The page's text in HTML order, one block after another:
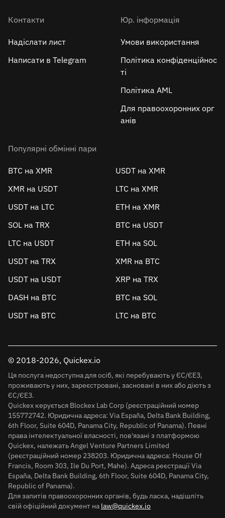
Контакти
Надіслати лист
Написати в Telegram
Юр. інформація
Умови використання
Політика конфіденційнос
ті
Політика AML
Для правоохоронних орг
анів
Популярні обмінні пари
BTC на XMR
USDT на XMR
XMR на USDT
LTC на XMR
USDT на LTC
ETH на XMR
SOL на TRX
BTC на USDT
LTC на USDT
ETH на SOL
USDT на TRX
XMR на BTC
USDT на USDT
XRP на TRX
DASH на BTC
BTC на SOL
USDT на BTC
LTC на BTC
© 2018-2026, Quickex.io
Ця послуга недоступна для осіб, які перебувають у ЄС/ЄЕЗ,
проживають у них, зареєстровані, засновані в них або діють з
ЄС/ЄЕЗ.
Quickex керується Blockex Lab Corp (реєстраційний номер
155772742. Юридична адреса: Via España, Delta Bank Building,
6th Floor, Suite 604D, Panama City, Republic of Panama). Певні
права інтелектуальної власності, пов'язані з платформою
Quickex, належать Angel Venture Partners Limited
(реєстраційний номер 238203. Юридична адреса: House Of
Francis, Room 303, Ile Du Port, Mahe). Адреса реєстрації Via
España, Delta Bank Building, 6th Floor, Suite 604D, Panama City,
Republic of Panama).
Для запитів правоохоронних органів, будь ласка, надішліть
свій офіційний документ на law@quickex.io